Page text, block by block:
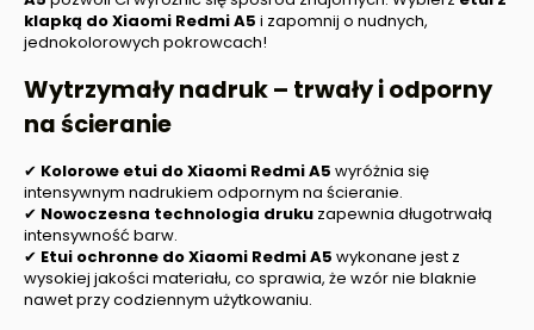
klapką doXiaomi Redmi A5 i zapomnij o nudnych,
jednokolorowych pokrowcach!
Wytrzymały nadruk – trwały i odporny
na ścieranie
✔ Kolorowe etui doXiaomi Redmi A5 wyróżnia się
intensywnym nadrukiem odpornym na ścieranie.
✔ Nowoczesna technologia druku zapewnia długotrwałą
intensywność barw.
✔ Etui ochronne doXiaomi Redmi A5 wykonane jest z
wysokiej jakości materiału, co sprawia, że wzór nie blaknie
nawet przy codziennym użytkowaniu.